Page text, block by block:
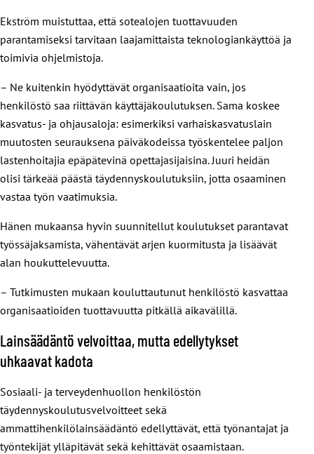
Ekström muistuttaa, että sotealojen tuottavuuden
parantamiseksi tarvitaan laajamittaista teknologiankäyttöä ja
toimivia ohjelmistoja.
– Ne kuitenkin hyödyttävät organisaatioita vain, jos
henkilöstö saa riittävän käyttäjäkoulutuksen. Sama koskee
kasvatus- ja ohjausaloja: esimerkiksi varhaiskasvatuslain
muutosten seurauksena päiväkodeissa työskentelee paljon
lastenhoitajia epäpätevinä opettajasijaisina. Juuri heidän
olisi tärkeää päästä täydennyskoulutuksiin, jotta osaaminen
vastaa työn vaatimuksia.
Hänen mukaansa hyvin suunnitellut koulutukset parantavat
työssäjaksamista, vähentävät arjen kuormitusta ja lisäävät
alan houkuttelevuutta.
– Tutkimusten mukaan kouluttautunut henkilöstö kasvattaa
organisaatioiden tuottavuutta pitkällä aikavälillä.
Lainsäädäntö velvoittaa, mutta edellytykset
uhkaavat kadota
Sosiaali- ja terveydenhuollon henkilöstön
täydennyskoulutusvelvoitteet sekä
ammattihenkilölainsäädäntö edellyttävät, että työnantajat ja
työntekijät ylläpitävät sekä kehittävät osaamistaan.